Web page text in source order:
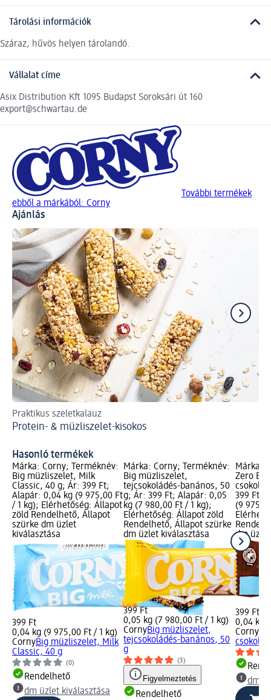
Tárolási információk
Száraz, hűvös helyen tárolandó.
Vállalat címe
Asix Distribution Kft 1095 Budapst Soroksári út 160
export@schwartau.de
További termékek
ebből a márkából: Corny
Ajánlás
Praktikus szeletkalauz
Protein- & müzliszelet-kisokos
Hasonló termékek
Márka: Corny; Terméknév:
Big müzliszelet, Milk
Classic, 40 g; Ár: 399 Ft;
Alapár: 0,04 kg (9 975,00 Ft
/ 1 kg); Elérhetőség: Állapot
zöld Rendelhető, Állapot
szürke dm üzlet
kiválasztása
399 Ft
0,04 kg (9 975,00 Ft / 1 kg)
CornyBig müzliszelet, Milk
Classic, 40 g
(0)
Rendelhető
dm üzlet kiválasztása
Márka: Corny; Terméknév:
Big müzliszelet,
tejcsokoládés-banános, 50
g; Ár: 399 Ft; Alapár: 0,05
kg (7 980,00 Ft / 1 kg);
Elérhetőség: Állapot zöld
Rendelhető, Állapot szürke
dm üzlet kiválasztása
399 Ft
0,05 kg (7 980,00 Ft / 1 kg)
CornyBig müzliszelet,
tejcsokoládés-banános, 50
g
(3)
Figyelmeztetés
Rendelhető
Márka:
Zero
399 Ft;
(9
dm
399 Ft
0,04 kg
Corny
dm